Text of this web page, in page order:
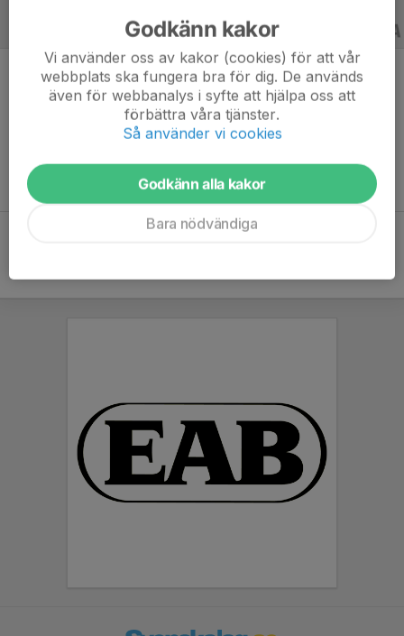
TRÄNINGSMATCHER 25/26
Ingen statistik finns för detta år
Godkänn kakor
Vi använder oss av kakor (cookies) för att vår
webbplats ska fungera bra för dig. De används
även för webbanalys i syfte att hjälpa oss att
förbättra våra tjänster.
Så använder vi cookies
Godkänn alla kakor
Bara nödvändiga